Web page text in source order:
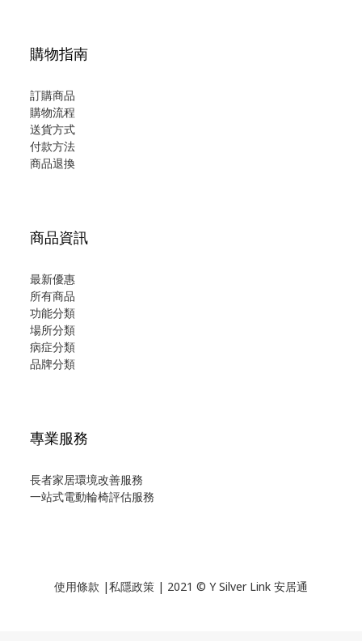
購物指南
訂購商品
購物流程
送貨方式
付款方法
商品退換
商品資訊
最新優惠
所有商品
功能分類
場所分類
病症分類
品牌分類
專業服務
長者家居環境改善服務
一站式電動輪椅評估服務
使用條款 |私隱政策 | 2021 © Y Silver Link 安居通